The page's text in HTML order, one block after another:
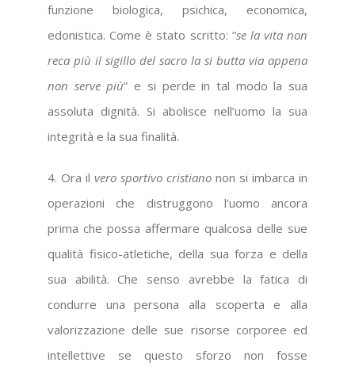
funzione biologica, psichica, economica,
edonistica. Come è stato scritto: “se la vita non
reca più il sigillo del sacro la si butta via appena
non serve più” e si perde in tal modo la sua
assoluta dignità. Si abolisce nell’uomo la sua
integrità e la sua finalità.
4. Ora il vero sportivo cristiano non si imbarca in
operazioni che distruggono l’uomo ancora
prima che possa affermare qualcosa delle sue
qualità fisico-atletiche, della sua forza e della
sua abilità. Che senso avrebbe la fatica di
condurre una persona alla scoperta e alla
valorizzazione delle sue risorse corporee ed
intellettive se questo sforzo non fosse